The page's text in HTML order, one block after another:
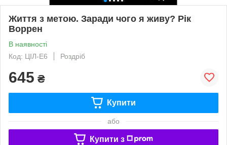
Життя з метою. Заради чого я живу? Рік
Воррен
В наявності
Код: ЦІЛ-Е6
Роздріб
645 ₴
Купити
або
Купити з